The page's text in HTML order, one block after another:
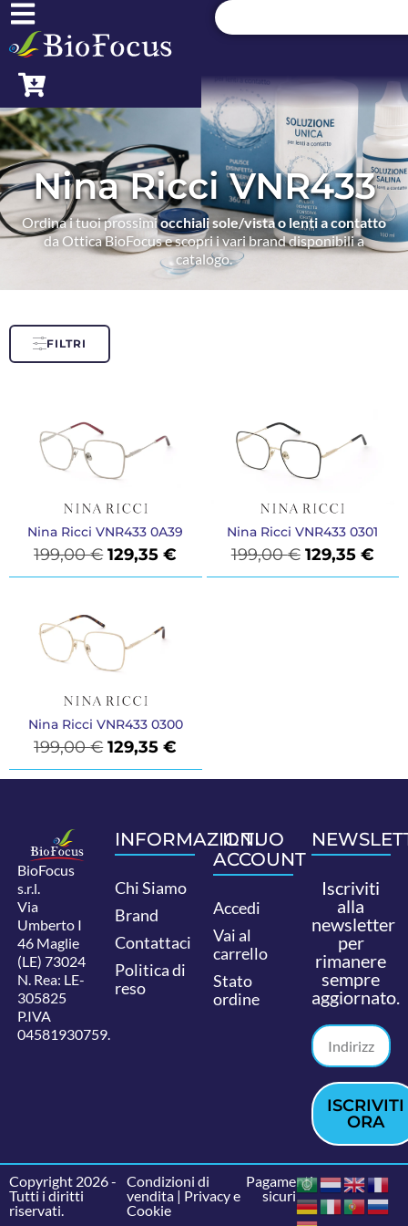
Nina Ricci VNR433
Ordina i tuoi prossimiocchiali sole/vista o lenti a contatto
da Ottica BioFocus e scopri i vari brand disponibili a
catalogo.
FILTRI
Nina Ricci VNR433 0A39
199,00€ 129,35€
Nina Ricci VNR433 0301
199,00€ 129,35 €
Nina Ricci VNR433 0300
199,00€ 129,35€
BioFocus
s.r.l.
Via
Umberto I
46 Maglie
(LE) 73024
N. Rea: LE-
305825
P.IVA
04581930759.
INFORMAZIONI
Chi Siamo
Brand
Contattaci
Politica di
reso
IL TUO
ACCOUNT
Accedi
Vai al
carrello
Stato
ordine
Iscriviti
alla
newsletter
per
rimanere
sempre
aggiornato.
ISCRIVITI
ORA
Copyright 2026 -
Tutti i diritti
riservati.
Condizioni di
vendita| Privacy e
Cookie
Pagamenti
sicuri